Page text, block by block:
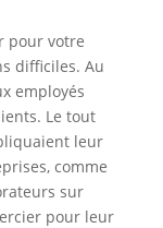
pour votre
difficiles. Au
employés
Le tout
leur
comme
sur
pour leur